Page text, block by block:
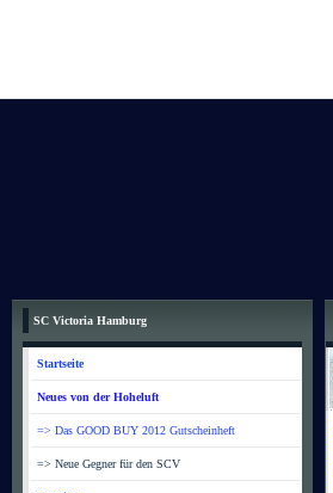
SC Victoria Hamburg
Startseite
Neues von der Hoheluft
=> Das GOOD BUY 2012 Gutscheinheft
=> Neue Gegner für den SCV